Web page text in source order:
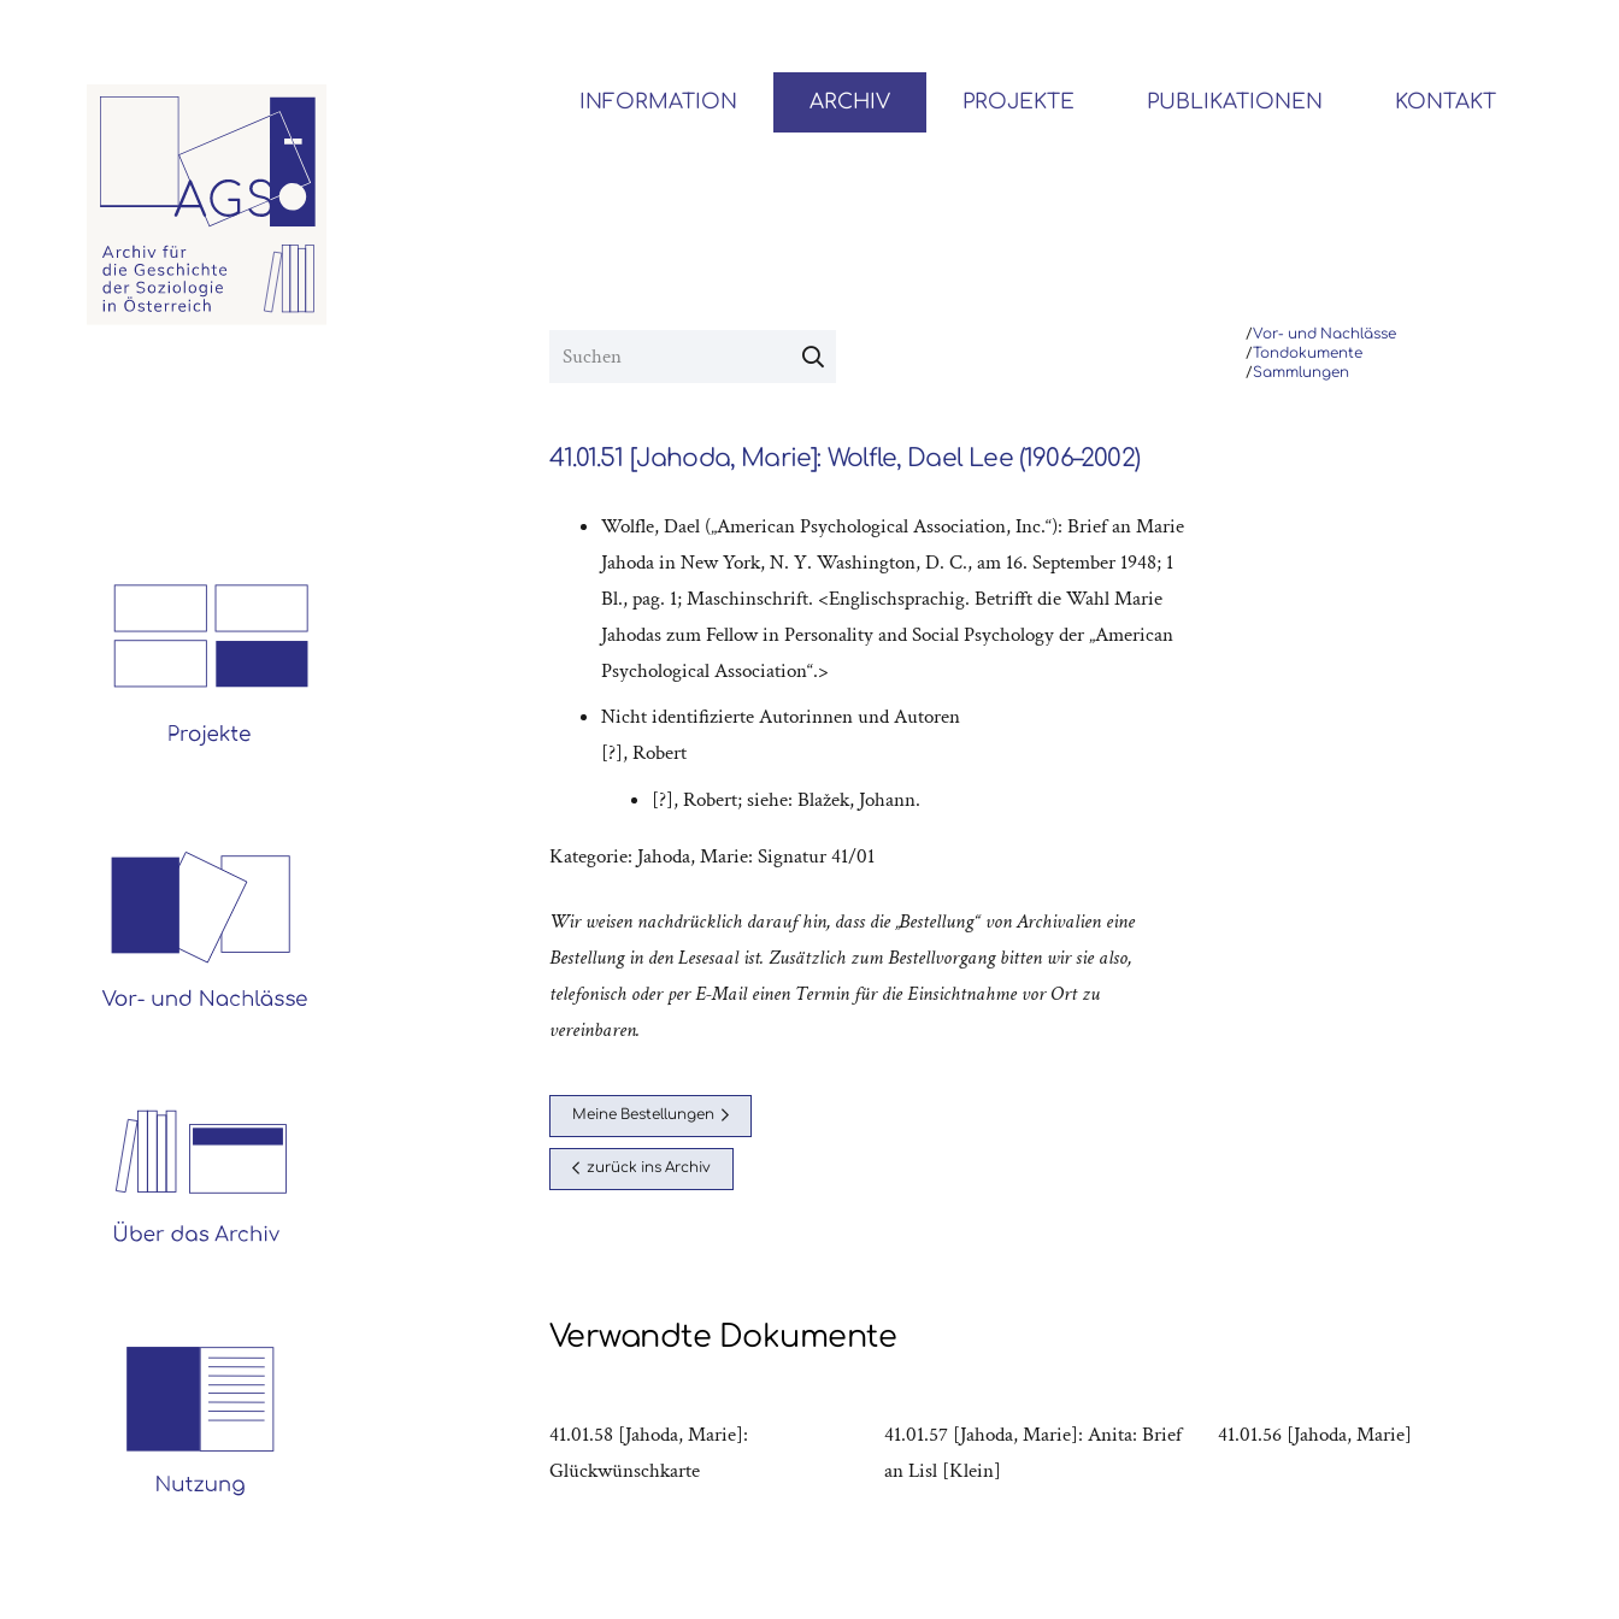
INFORMATION ARCHIV PROJEKTE PUBLIKATIONEN KONTAKT
/Vor- und Nachlässe
/Tondokumente
/Sammlungen
41.01.51 [Jahoda, Marie]: Wolfle, Dael Lee (1906–2002)
Wolfle, Dael („American Psychological Association, Inc.“): Brief an Marie
Jahoda in New York, N. Y. Washington, D. C., am 16. September 1948; 1
Bl., pag. 1; Maschinschrift. <Englischsprachig. Betrifft die Wahl Marie
Jahodas zum Fellow in Personality and Social Psychology der „American
Psychological Association“.>
Nicht identifizierte Autorinnen und Autoren
[?], Robert
[?], Robert; siehe: Blažek, Johann.
Kategorie: Jahoda, Marie: Signatur 41/01
Wir weisen nachdrücklich darauf hin, dass die „Bestellung“ von Archivalien eine
Bestellung in den Lesesaal ist. Zusätzlich zum Bestellvorgang bitten wir sie also,
telefonisch oder per E-Mail einen Termin für die Einsichtnahme vor Ort zu
vereinbaren.
Meine Bestellungen
zurück ins Archiv
Verwandte Dokumente
41.01.58 [Jahoda, Marie]:
Glückwünschkarte
41.01.57 [Jahoda, Marie]: Anita: Brief
an Lisl [Klein]
41.01.56 [Jahoda, Marie]